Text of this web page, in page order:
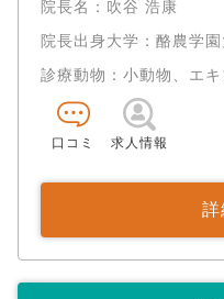
院長名：吹谷 浩康
院長出身大学：酪農学
診療動物：小動物、エ
口コミ 求人情報
詳